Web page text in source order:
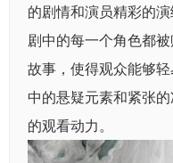
的剧情和演员精彩的
剧中的每一个角色都
故事，使得观众能够
中的悬疑元素和紧张
的观看动力。